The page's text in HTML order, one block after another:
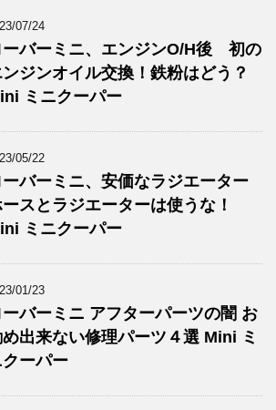
07/24
ーバーミニ、エンジンO/H後 初の
ンジンオイル交換！鉄粉はどう？
ミニクーパー
05/22
ーバーミニ、安価なラジエーター
スとラジエーターは使うな！
ミニクーパー
01/23
ーバーミニ アフターパーツの闇 お
出来ない修理パーツ４選 Mini ミ
クーパー